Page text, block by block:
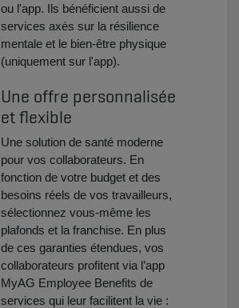
ou l'app. Ils bénéficient aussi de
services axés sur la résilience
mentale et le bien-être physique
(uniquement sur l'app).
Une offre personnalisée
et flexible
Une solution de santé moderne
pour vos collaborateurs. En
fonction de votre budget et des
besoins réels de vos travailleurs,
sélectionnez vous-même les
plafonds et la franchise. En plus
de ces garanties étendues, vos
collaborateurs profitent via l’app
MyAG Employee Benefits de
services qui leur facilitent la vie :